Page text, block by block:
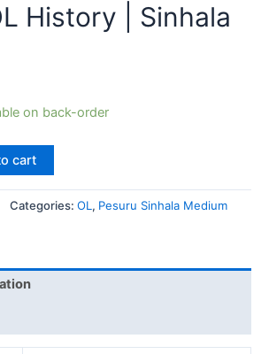
History | Sinhala
on back-order
cart
Categories: OL, Pesuru Sinhala Medium